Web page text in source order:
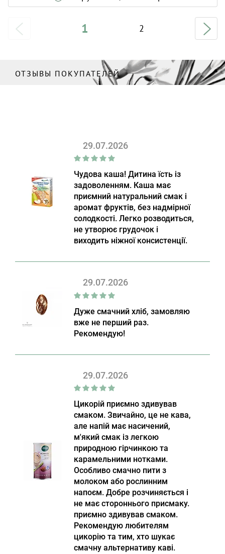
1 2
ОТЗЫВЫ ПОКУПАТЕЛЕЙ
29.07.2026
Чудова каша! Дитина їсть із
задоволенням. Каша має
приємний натуральний смак і
аромат фруктів, без надмірної
солодкості. Легко розводиться,
не утворює грудочок і
виходить ніжної консистенції.
29.07.2026
Дуже смачний хліб, замовляю
вже не перший раз.
Рекомендую!
29.07.2026
Цикорій приємно здивував
смаком. Звичайно, це не кава,
але напій має насичений,
м'який смак із легкою
природною гірчинкою та
карамельними нотками.
Особливо смачно пити з
молоком або рослинним
напоєм. Добре розчиняється і
не має стороннього присмаку.
приємно здивував смаком.
Рекомендую любителям
цикорію та тим, хто шукає
смачну альтернативу каві.